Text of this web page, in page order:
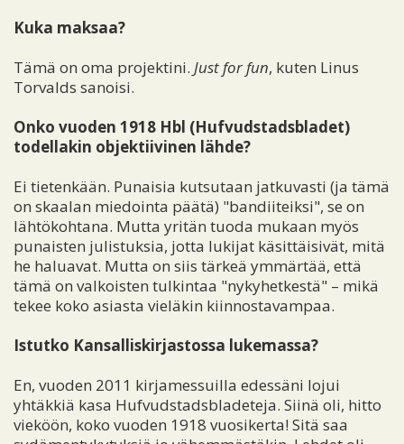
Kuka maksaa?
Tämä on oma projektini. Just for fun, kuten Linus
Torvalds sanoisi.
Onko vuoden 1918 Hbl (Hufvudstadsbladet)
todellakin objektiivinen lähde?
Ei tietenkään. Punaisia kutsutaan jatkuvasti (ja tämä
on skaalan miedointa päätä) "bandiiteiksi", se on
lähtökohtana. Mutta yritän tuoda mukaan myös
punaisten julistuksia, jotta lukijat käsittäisivät, mitä
he haluavat. Mutta on siis tärkeä ymmärtää, että
tämä on valkoisten tulkintaa "nykyhetkestä" – mikä
tekee koko asiasta vieläkin kiinnostavampaa.
Istutko Kansalliskirjastossa lukemassa?
En, vuoden 2011 kirjamessuilla edessäni lojui
yhtäkkiä kasa Hufvudstadsbladeteja. Siinä oli, hitto
vieköön, koko vuoden 1918 vuosikerta! Sitä saa